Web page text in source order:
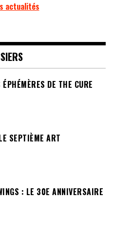
actualités
DE THE CURE
SEPTIÈME ART
: LE 30E ANNIVERSAIRE